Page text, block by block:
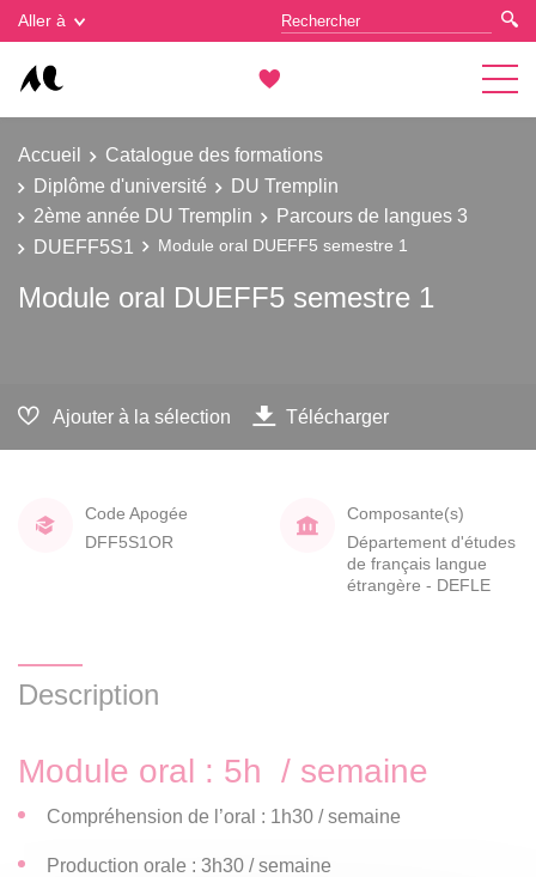
Aller à
Accueil
Catalogue des formations
Diplôme d'université
DU Tremplin
2ème année DU Tremplin
Parcours de langues 3
DUEFF5S1
Module oral DUEFF5 semestre 1
Module oral DUEFF5 semestre 1
Ajouter à la sélection Télécharger
Code Apogée
DFF5S1OR
Composante(s)
Département d'études
de français langue
étrangère - DEFLE
Description
Module oral : 5h / semaine
Compréhension de l’oral : 1h30 / semaine
Production orale : 3h30 / semaine
Gestion des cookies